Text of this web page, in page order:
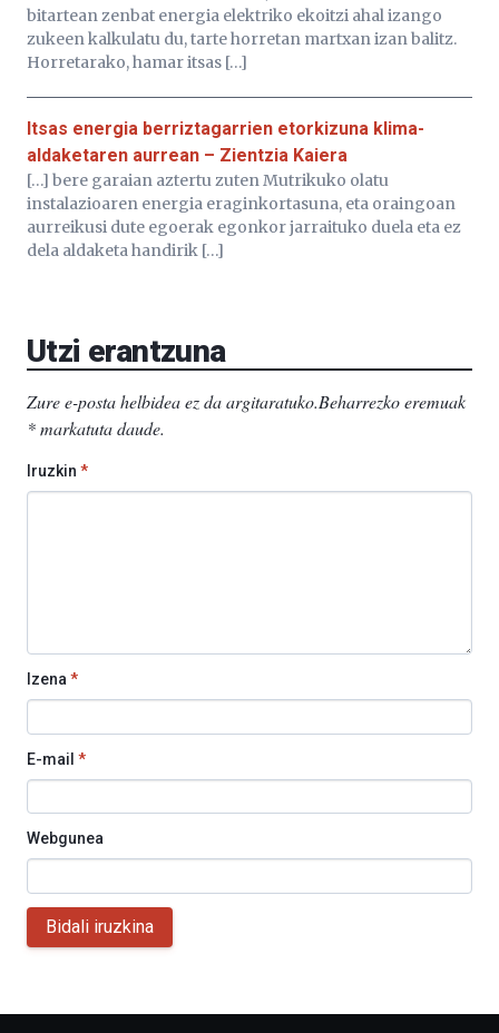
bitartean zenbat energia elektriko ekoitzi ahal izango
zukeen kalkulatu du, tarte horretan martxan izan balitz.
Horretarako, hamar itsas […]
Itsas energia berriztagarrien etorkizuna klima-
aldaketaren aurrean – Zientzia Kaiera
[…] bere garaian aztertu zuten Mutrikuko olatu
instalazioaren energia eraginkortasuna, eta oraingoan
aurreikusi dute egoerak egonkor jarraituko duela eta ez
dela aldaketa handirik […]
Utzi erantzuna
Zure e-posta helbidea ez da argitaratuko.Beharrezko eremuak
*markatuta daude.
Iruzkin *
Izena *
E-mail *
Webgunea
Bidali iruzkina